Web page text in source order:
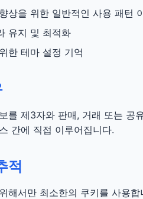
상을 위한 일반적인 사용 패턴
유지 및 최적화
한 테마 설정 기억
를 제3자와 판매, 거래 또는 공
간에 직접 이루어집니다.
적
해서만 최소한의 쿠키를 사용합